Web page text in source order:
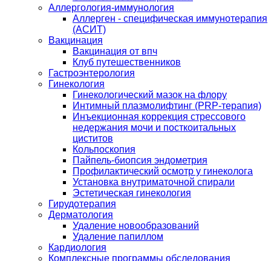
Аллергология-иммунология
Аллерген - специфическая иммунотерапия
(АСИТ)
Вакцинация
Вакцинация от впч
Клуб путешественников
Гастроэнтерология
Гинекология
Гинекологический мазок на флору
Интимный плазмолифтинг (PRP-терапия)
Инъекционная коррекция стрессового
недержания мочи и посткоитальных
циститов
Кольпоскопия
Пайпель-биопсия эндометрия
Профилактический осмотр у гинеколога
Установка внутриматочной спирали
Эстетическая гинекология
Гирудотерапия
Дерматология
Удаление новообразований
Удаление папиллом
Кардиология
Комплексные программы обследования